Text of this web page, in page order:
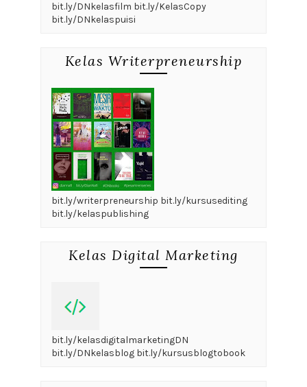
bit.ly/DNkelasfilm bit.ly/KelasCopy
bit.ly/DNkelaspuisi
Kelas Writerpreneurship
bit.ly/writerpreneurship bit.ly/kursusediting
bit.ly/kelaspublishing
Kelas Digital Marketing
bit.ly/kelasdigitalmarketingDN
bit.ly/DNkelasblog bit.ly/kursusblogtobook